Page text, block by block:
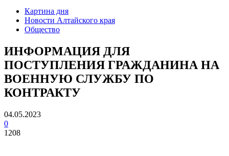
Картина дня
Новости Алтайского края
Общество
ИНФОРМАЦИЯ ДЛЯ
ПОСТУПЛЕНИЯ ГРАЖДАНИНА НА
ВОЕННУЮ СЛУЖБУ ПО
КОНТРАКТУ
04.05.2023
0
1208